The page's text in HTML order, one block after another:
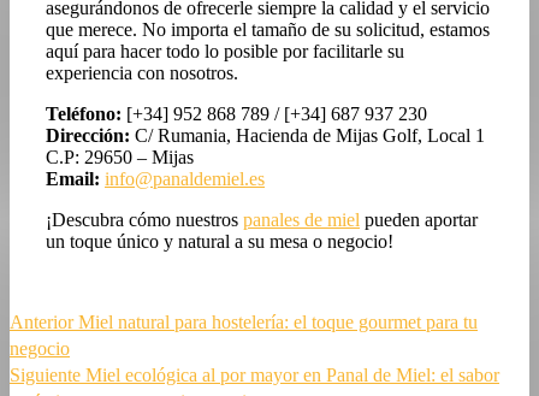
asegurándonos de ofrecerle siempre la calidad y el servicio
que merece. No importa el tamaño de su solicitud, estamos
aquí para hacer todo lo posible por facilitarle su
experiencia con nosotros.
Teléfono: [+34] 952 868 789 / [+34] 687 937 230
Dirección: C/ Rumania, Hacienda de Mijas Golf, Local 1
C.P: 29650 – Mijas
Email: info@panaldemiel.es
¡Descubra cómo nuestros panales de miel pueden aportar
un toque único y natural a su mesa o negocio!
Navegación
de
Anterior Entrada
Miel natural para hostelería: el toque gourmet para tu
negocio
Siguiente Siguiente
Miel ecológica al por mayor en Panal de Miel: el sabor